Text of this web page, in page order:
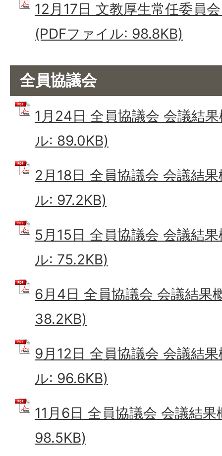
12月17日 文教厚生常任委員
(PDFファイル: 98.8KB)
全員協議会
1月24日 全員協議会 会議結
ル: 89.0KB)
2月18日 全員協議会 会議結
ル: 97.2KB)
5月15日 全員協議会 会議結
ル: 75.2KB)
6月4日 全員協議会 会議結果
38.2KB)
9月12日 全員協議会 会議結
ル: 96.6KB)
11月6日 全員協議会 会議結
98.5KB)